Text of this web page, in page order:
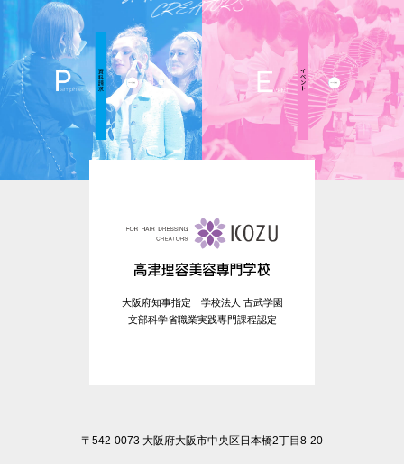
大阪府知事指定 学校法人 古武学園
文部科学省職業実践専門課程認定
〒542-0073 大阪府大阪市中央区日本橋2丁目8-20